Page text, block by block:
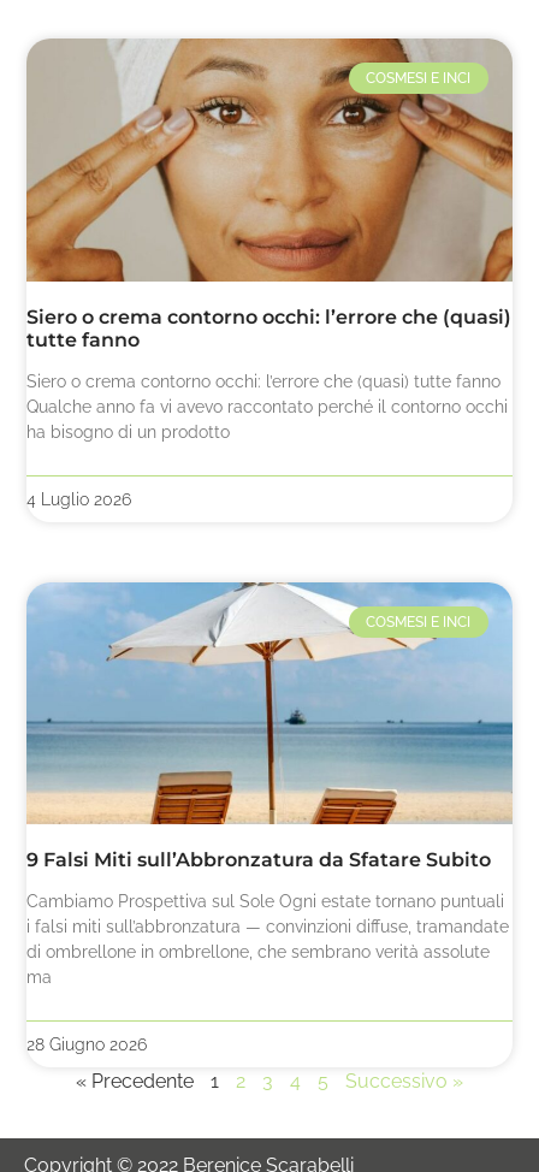
COSMESI E INCI
Siero o crema contorno occhi: l’errore che (quasi)
tutte fanno
Siero o crema contorno occhi: l’errore che (quasi) tutte fanno
Qualche anno fa vi avevo raccontato perché il contorno occhi
ha bisogno di un prodotto
4 Luglio 2026
COSMESI E INCI
9 Falsi Miti sull’Abbronzatura da Sfatare Subito
Cambiamo Prospettiva sul Sole Ogni estate tornano puntuali
i falsi miti sull’abbronzatura — convinzioni diffuse, tramandate
di ombrellone in ombrellone, che sembrano verità assolute
ma
28 Giugno 2026
« Precedente 1 2 3 4 5 Successivo »
Copyright © 2022 Berenice Scarabelli